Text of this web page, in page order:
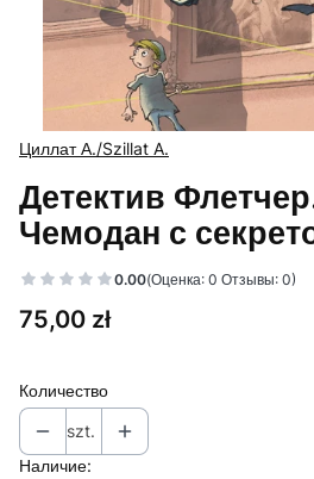
Циллат А./Szillat A.
Детектив
Чемодан с
0.00(Оценка: 0 Отзывы: 0)
Цена
75,00 zł
Количество
szt.
Наличие: